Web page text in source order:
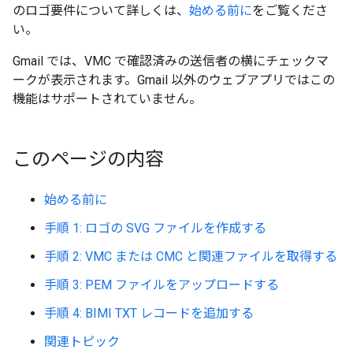
のロゴ要件について詳しくは、 始める前にをご覧くださ
い。
Gmail では、VMC で確認済みの送信者の横にチェックマ
ークが表示されます。Gmail 以外のウェブアプリではこの
機能はサポートされていません。
このページの内容
始める前に
手順 1: ロゴの SVG ファイルを作成する
手順 2: VMC または CMC と関連ファイルを取得する
手順 3: PEM ファイルをアップロードする
手順 4: BIMI TXT レコードを追加する
関連トピック